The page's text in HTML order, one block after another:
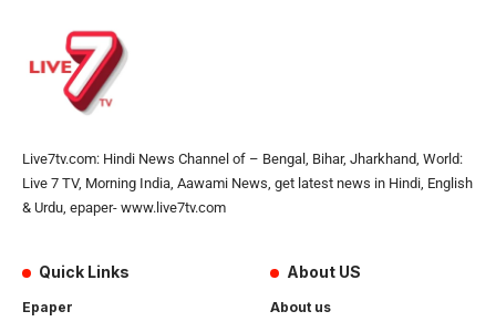
Live7tv.com: Hindi News Channel of – Bengal, Bihar, Jharkhand, World:
Live 7 TV, Morning India, Aawami News, get latest news in Hindi, English
& Urdu, epaper- www.live7tv.com
Quick Links
Epaper
About US
About us